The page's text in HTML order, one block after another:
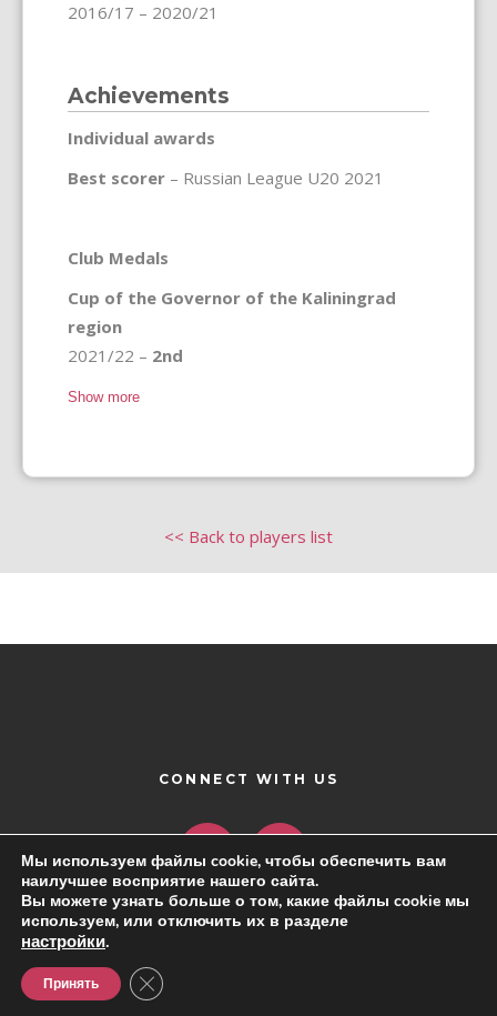
2016/17 – 2020/21
Achievements
Individual awards
Best scorer – Russian League U20 2021
Club Medals
Cup of the Governor of the Kaliningrad
region
2021/22 – 2nd
Show more
<< Back to players list
CONNECT WITH US
Мы используем файлы cookie, чтобы обеспечить вам
наилучшее восприятие нашего сайта.
Вы можете узнать больше о том, какие файлы cookie мы
используем, или отключить их в разделе
настройки.
Принять Close GDPR Cookie Banner